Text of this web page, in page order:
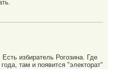
избиратель Рогозина. Где
там и появится "электорат"